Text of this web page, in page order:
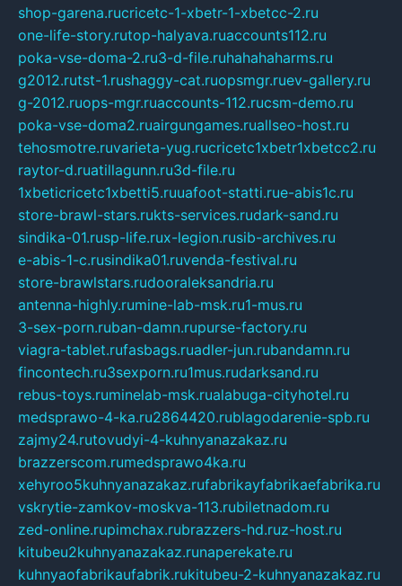
shop-garena.rucricetc-1-xbetr-1-xbetcc-2.ru
one-life-story.rutop-halyava.ruaccounts112.ru
poka-vse-doma-2.ru3-d-file.ruhahahaharms.ru
g2012.rutst-1.rushaggy-cat.ruopsmgr.ruev-gallery.ru
g-2012.ruops-mgr.ruaccounts-112.rucsm-demo.ru
poka-vse-doma2.ruairgungames.ruallseo-host.ru
tehosmotre.ruvarieta-yug.rucricetc1xbetr1xbetcc2.ru
raytor-d.ruatillagunn.ru3d-file.ru
1xbeticricetc1xbetti5.ruuafoot-statti.rue-abis1c.ru
store-brawl-stars.rukts-services.rudark-sand.ru
sindika-01.rusp-life.rux-legion.rusib-archives.ru
e-abis-1-c.rusindika01.ruvenda-festival.ru
store-brawlstars.rudooraleksandria.ru
antenna-highly.rumine-lab-msk.ru1-mus.ru
3-sex-porn.ruban-damn.rupurse-factory.ru
viagra-tablet.rufasbags.ruadler-jun.rubandamn.ru
fincontech.ru3sexporn.ru1mus.rudarksand.ru
rebus-toys.ruminelab-msk.rualabuga-cityhotel.ru
medsprawo-4-ka.ru2864420.rublagodarenie-spb.ru
zajmy24.rutovudyi-4-kuhnyanazakaz.ru
brazzerscom.rumedsprawo4ka.ru
xehyroo5kuhnyanazakaz.rufabrikayfabrikaefabrika.ru
vskrytie-zamkov-moskva-113.rubiletnadom.ru
zed-online.rupimchax.rubrazzers-hd.ruz-host.ru
kitubeu2kuhnyanazakaz.runaperekate.ru
kuhnyaofabrikaufabrik.rukitubeu-2-kuhnyanazakaz.ru